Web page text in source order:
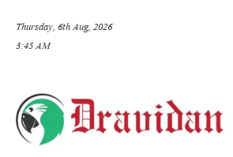
Thursday, 6th Aug, 2026
3:45 AM